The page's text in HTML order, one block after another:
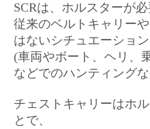
SCRは、ホルスターが必
従来のベルトキャリー
はないシチュエーション
(車両やボート、ヘリ、
などでのハンティング
チェストキャリーはホ
とで、